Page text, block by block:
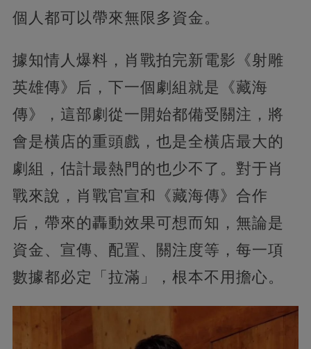
個人都可以帶來無限多資金。
據知情人爆料，肖戰拍完新電影《射雕
英雄傳》后，下一個劇組就是《藏海
傳》，這部劇從一開始都備受關注，將
會是橫店的重頭戲，也是全橫店最大的
劇組，估計最熱門的也少不了。對于肖
戰來說，肖戰官宣和《藏海傳》合作
后，帶來的轟動效果可想而知，無論是
資金、宣傳、配置、關注度等，每一項
數據都必定「拉滿」，根本不用擔心。